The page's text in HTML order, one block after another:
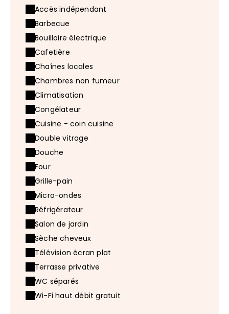
Accès indépendant
Barbecue
Bouilloire électrique
Cafetière
Chaînes locales
Chambres non fumeur
Climatisation
Congélateur
Cuisine - coin cuisine
Double vitrage
Douche
Four
Grille-pain
Micro-ondes
Réfrigérateur
Salon de jardin
Sèche cheveux
Télévision écran plat
Terrasse privative
WC séparés
Wi-Fi haut débit gratuit